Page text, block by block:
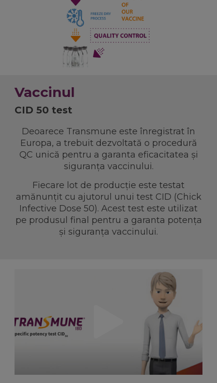
Vaccinul
CID 50 test
Deoarece Transmune este înregistrat în
Europa, a trebuit dezvoltată o procedură
QC unică pentru a garanta eficacitatea și
siguranța vaccinului.
Fiecare lot de producție este testat
amănunțit cu ajutorul unui test CID (Chick
Infective Dose 50). Acest test este utilizat
pe produsul final pentru a garanta potența
și siguranța vaccinului.